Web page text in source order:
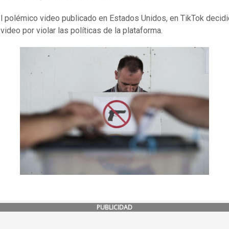
polémico video publicado en Estados Unidos, en TikTok
por violar las políticas de la plataforma.
PUBLICIDAD